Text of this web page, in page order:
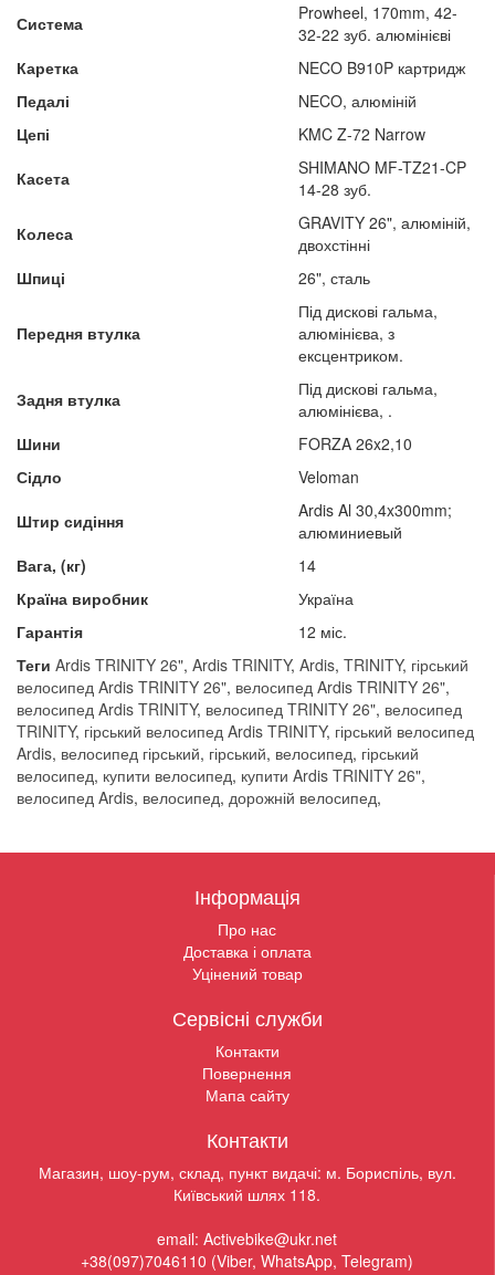
Система
Prowheel, 170mm, 42-
32-22 зуб. алюмінієві
Каретка
NECO B910P картридж
Педалі
NECO, алюміній
Цепі
KMC Z-72 Narrow
Касета
SHIMANO MF-TZ21-CP
14-28 зуб.
Колеса
GRAVITY 26", алюміній,
двохстінні
Шпиці
26", сталь
Передня втулка
Під дискові гальма,
алюмінієва, з
ексцентриком.
Задня втулка
Під дискові гальма,
алюмінієва, .
Шини
FORZA 26x2,10
Сідло
Veloman
Штир сидіння
Ardis Al 30,4x300mm;
алюминиевый
Вага, (кг)
14
Країна виробник
Україна
Гарантія
12 міс.
Теги Ardis TRINITY 26", Ardis TRINITY, Ardis, TRINITY, гірський
велосипед Ardis TRINITY 26", велосипед Ardis TRINITY 26",
велосипед Ardis TRINITY, велосипед TRINITY 26", велосипед
TRINITY, гірський велосипед Ardis TRINITY, гірський велосипед
Ardis, велосипед гірський, гірський, велосипед, гірський
велосипед, купити велосипед, купити Ardis TRINITY 26",
велосипед Ardis, велосипед, дорожній велосипед,
Інформація
Про нас
Доставка і оплата
Уцінений товар
Сервісні служби
Контакти
Повернення
Мапа сайту
Контакти
Магазин, шоу-рум, склад, пункт видачі: м. Бориспіль, вул.
Київський шлях 118.
email: Activebike@ukr.net
+38(097)7046110 (Viber, WhatsApp, Telegram)